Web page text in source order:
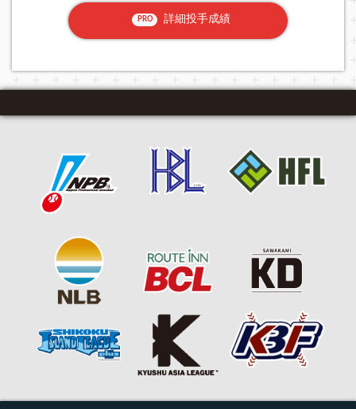
PRO 詳細投手成績